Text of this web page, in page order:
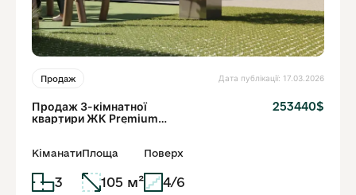
Продаж Дата публікації: 17.03.2026
Продаж 3-кімнатної
квартири ЖК Premium
253440$
Кіманати
3
Площа
105 м²
Поверх
4/6